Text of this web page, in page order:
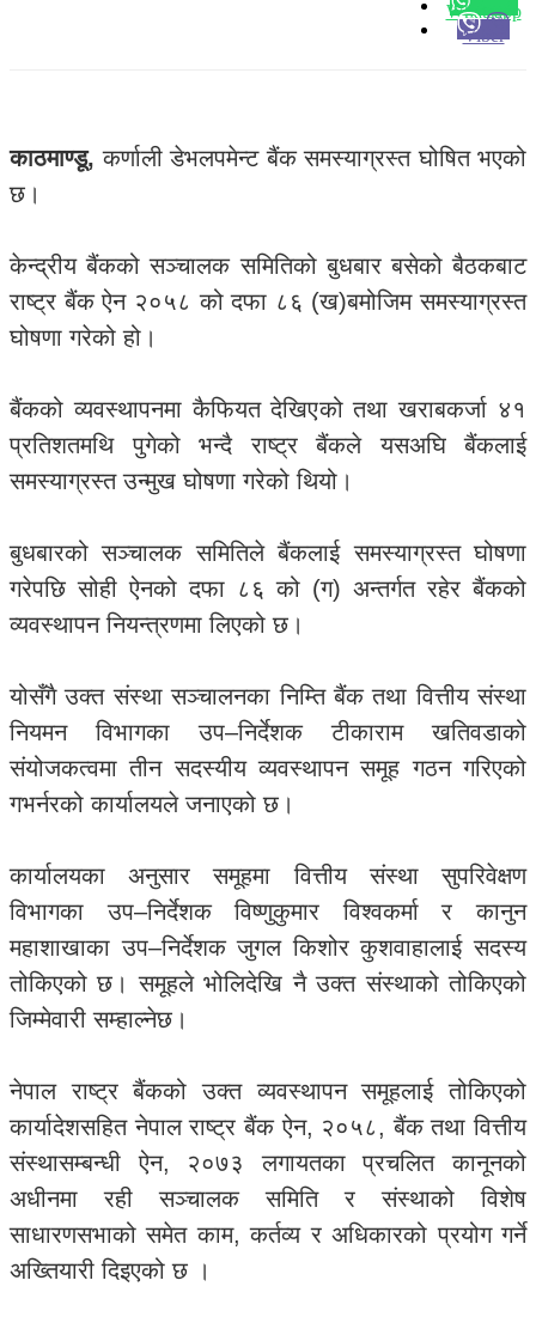
Whatsapp
Viber
काठमाण्डू,कर्णाली डेभलपमेन्ट बैंक समस्याग्रस्त घोषित भएको
छ।
केन्द्रीय बैंकको सञ्चालक समितिको बुधबार बसेको बैठकबाट
राष्ट्र बैंक ऐन २०५८ को दफा ८६ (ख)बमोजिम समस्याग्रस्त
घोषणा गरेको हो।
बैंकको व्यवस्थापनमा कैफियत देखिएको तथा खराबकर्जा ४१
प्रतिशतमथि पुगेको भन्दै राष्ट्र बैंकले यसअघि बैंकलाई
समस्याग्रस्त उन्मुख घोषणा गरेको थियो।
बुधबारको सञ्चालक समितिले बैंकलाई समस्याग्रस्त घोषणा
गरेपछि सोही ऐनको दफा ८६ को (ग) अन्तर्गत रहेर बैंकको
व्यवस्थापन नियन्त्रणमा लिएको छ।
योसँगै उक्त संस्था सञ्चालनका निम्ति बैंक तथा वित्तीय संस्था
नियमन विभागका उप–निर्देशक टीकाराम खतिवडाको
संयोजकत्वमा तीन सदस्यीय व्यवस्थापन समूह गठन गरिएको
गभर्नरको कार्यालयले जनाएको छ।
कार्यालयका अनुसार समूहमा वित्तीय संस्था सुपरिवेक्षण
विभागका उप–निर्देशक विष्णुकुमार विश्वकर्मा र कानुन
महाशाखाका उप–निर्देशक जुगल किशोर कुशवाहालाई सदस्य
तोकिएको छ। समूहले भोलिदेखि नै उक्त संस्थाको तोकिएको
जिम्मेवारी सम्हाल्नेछ।
नेपाल राष्ट्र बैंकको उक्त व्यवस्थापन समूहलाई तोकिएको
कार्यादेशसहित नेपाल राष्ट्र बैंक ऐन, २०५८, बैंक तथा वित्तीय
संस्थासम्बन्धी ऐन, २०७३ लगायतका प्रचलित कानूनको
अधीनमा रही सञ्चालक समिति र संस्थाको विशेष
साधारणसभाको समेत काम, कर्तव्य र अधिकारको प्रयोग गर्ने
अख्तियारी दिइएको छ ।